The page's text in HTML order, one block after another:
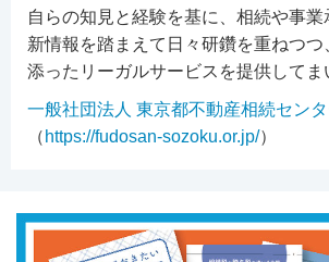
自らの知見と経験を基に、相続や事
新情報を踏まえて日々研鑽を重ねつつ
添ったリーガルサービスを提供してま
一般社団法人 東京都不動産相続セン
（ https://fudosan-sozoku.or.jp/）